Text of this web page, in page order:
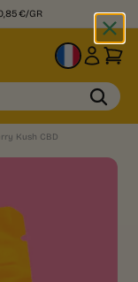
GR
FR
Kush CBD